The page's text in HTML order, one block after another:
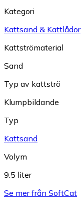
Kategori
Kattsand & Kattlådor
Kattströmaterial
Sand
Typ av kattströ
Klumpbildande
Typ
Kattsand
Volym
9.5 liter
Se mer från SoftCat